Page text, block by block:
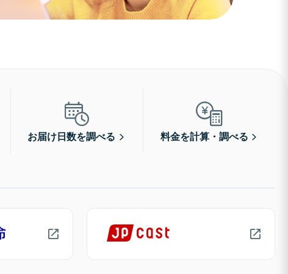
お届け日数を調べる 料金を計算・調べる